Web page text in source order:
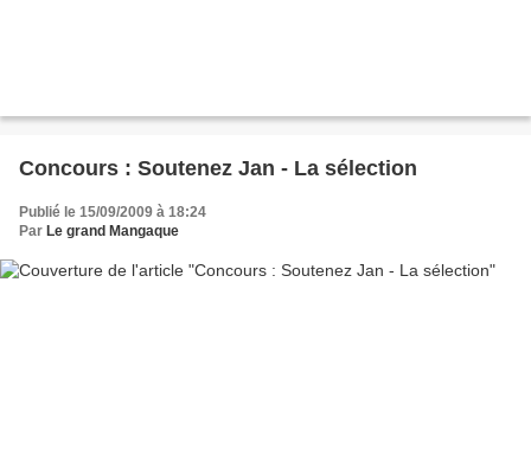
Concours : Soutenez Jan - La sélection
Publié le 15/09/2009 à 18:24
Par Le grand Mangaque